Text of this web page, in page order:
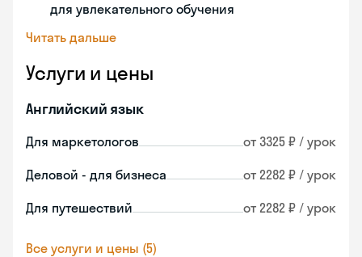
для увлекательного обучения
Читать дальше
Услуги и цены
Английский язык
Для маркетологов от 3325 ₽ / урок
Деловой - для бизнеса от 2282 ₽ / урок
Для путешествий от 2282 ₽ / урок
Все услуги и цены (5)